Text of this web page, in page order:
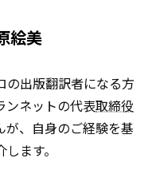
絵美
の出版翻訳者になる方
ンネットの代表取締役
が、自身のご経験を基
ます。